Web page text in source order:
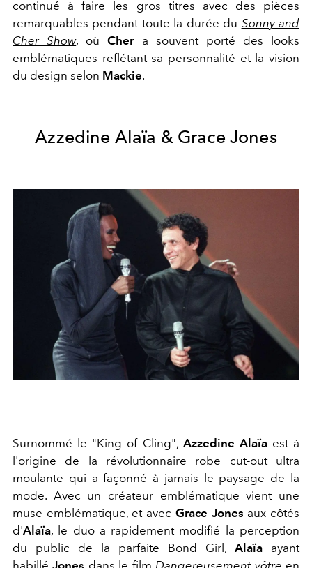
continué à faire les gros titres avec des pièces
remarquables pendant toute la durée du Sonny and
Cher Show, oùChera souvent porté des looks
emblématiques reflétant sa personnalité et la vision
du design selon Mackie.
Azzedine Alaïa & Grace Jones
Surnommé le "King of Cling", Azzedine Alaïaest à
l'origine de la révolutionnaire robe cut-out ultra
moulante qui a façonné à jamais le paysage de la
mode. Avec un créateur emblématique vient une
muse emblématique, et avec Grace Jones aux côtés
d'Alaïa, le duo a rapidement modifié la perception
du public de la parfaite Bond Girl, Alaïa ayant
habilléJones dans le film Dangereusement vôtre en